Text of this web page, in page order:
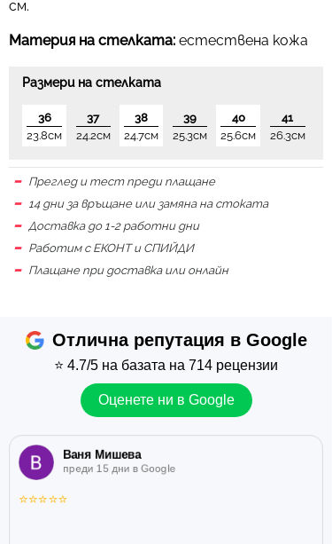
см.
Материя на стелката: естествена кожа
Размери на стелката
36
23.8см
37
24.2см
38
24.7см
39
25.3см
40
25.6см
41
26.3см
Преглед и тест преди плащане
14 дни за връщане или замяна на стоката
Доставка до 1-2 работни дни
Работим с ЕКОНТ и СПИЙДИ
Плащане при доставка или онлайн
Отлична репутация в Google
⭐ 4.7/5 на базата на 714 рецензии
Оценете ни в Google
Ваня Мишева
преди 15 дни в Google
⭐⭐⭐⭐⭐